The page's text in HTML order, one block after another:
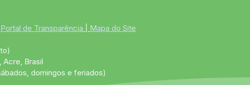
Portal de Transparência Mapa do Site
Acre, Brasil
domingos e feriados)